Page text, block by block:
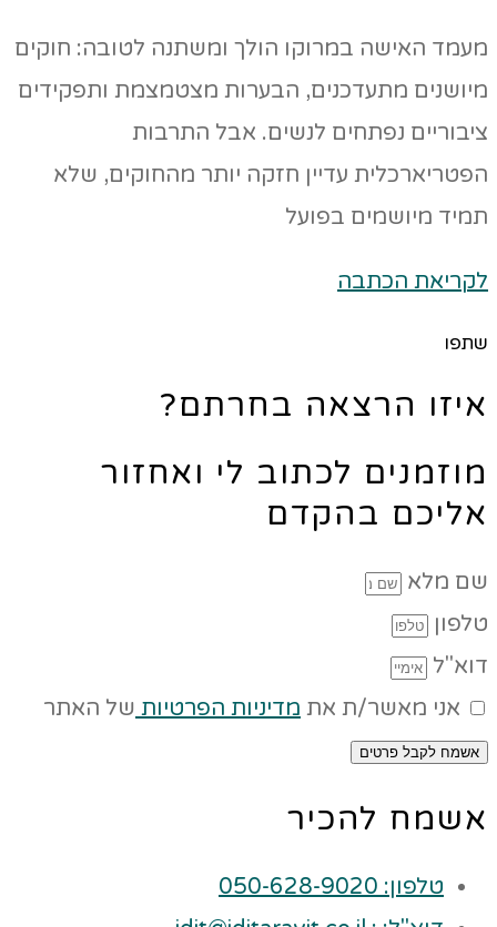
מעמד האישה במרוקו הולך ומשתנה לטובה: חוקים
מיושנים מתעדכנים, הבערות מצטמצמת ותפקידים
ציבוריים נפתחים לנשים. אבל התרבות
הפטריארכלית עדיין חזקה יותר מהחוקים, שלא
תמיד מיושמים בפועל
לקריאת הכתבה
שתפו
איזו הרצאה בחרתם?
מוזמנים לכתוב לי ואחזור
אליכם בהקדם
שם מלא
טלפון
דוא"ל
אני מאשר/ת את מדיניות הפרטיות של האתר
אשמח לקבל פרטים
אשמח להכיר
טלפון: 050-628-9020